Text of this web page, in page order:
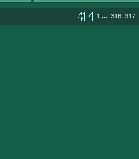
1 ... 316 317